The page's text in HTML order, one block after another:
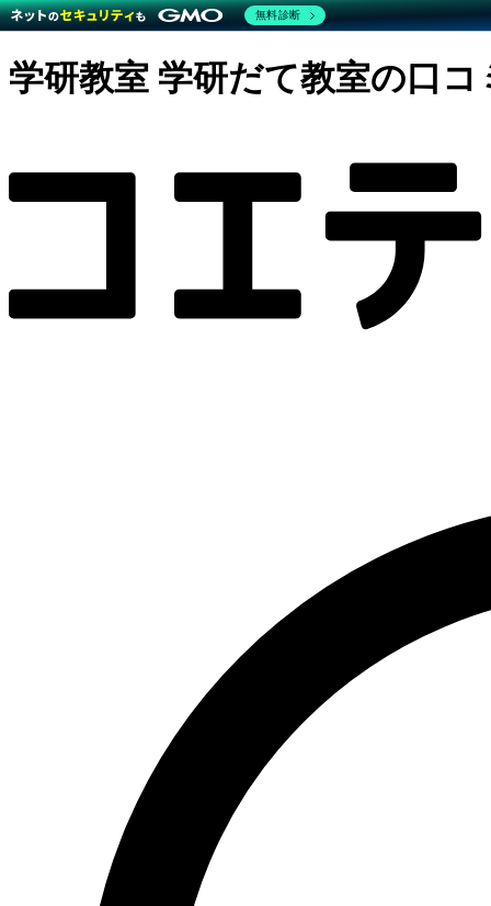
学研教室 学研だて教室の口
無料診断